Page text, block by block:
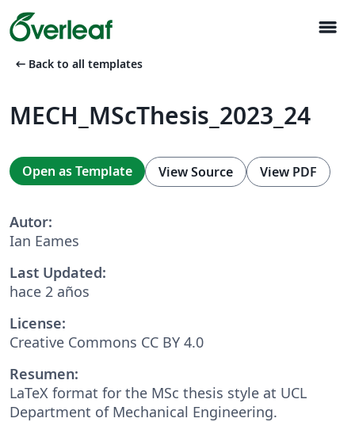
menu
arrow_left_alt Back to all templates
MECH_MScThesis_2023_24
Open as Template View Source View PDF
Autor:
Ian Eames
Last Updated:
hace 2 años
License:
Creative Commons CC BY 4.0
Resumen:
LaTeX format for the MSc thesis style at UCL
Department of Mechanical Engineering.